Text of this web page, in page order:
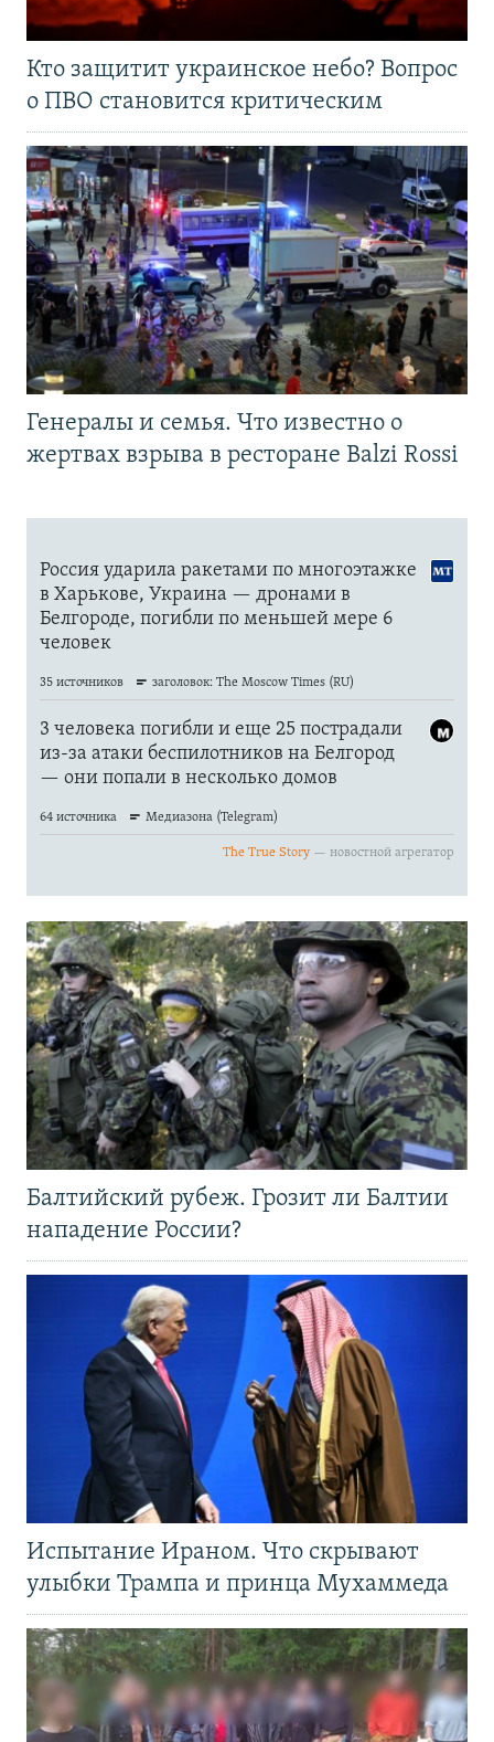
Кто защитит украинское небо? Вопрос
о ПВО становится критическим
Генералы и семья. Что известно о
жертвах взрыва в ресторане Balzi Rossi
Балтийский рубеж. Грозит ли Балтии
нападение России?
Испытание Ираном. Что скрывают
улыбки Трампа и принца Мухаммеда